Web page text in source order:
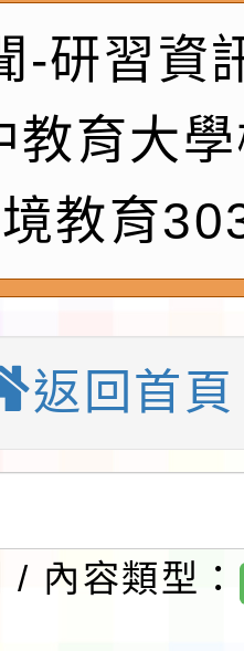
1份
訊傳播委員
計畫」
融知識線上
年度第1學
代課鐘點教
後續甄選)
市115學年
」1份
學年度學生
助參觀特色
才培育課程
115學年度
-研習資
教育大
教育
返回首頁
內容類型：